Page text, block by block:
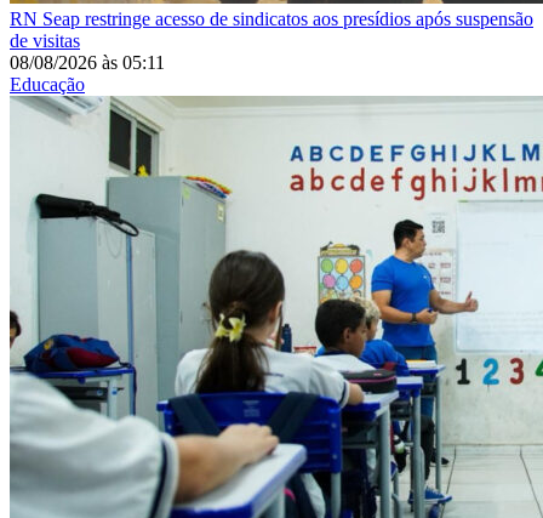
RN Seap restringe acesso de sindicatos aos presídios após suspensão
de visitas
08/08/2026 às 05:11
Educação